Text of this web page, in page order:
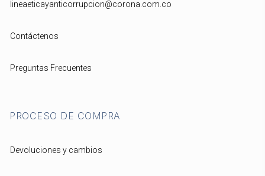
lineaeticayanticorrupcion@corona.com.co
Contáctenos
Preguntas Frecuentes
PROCESO DE COMPRA
Devoluciones y cambios